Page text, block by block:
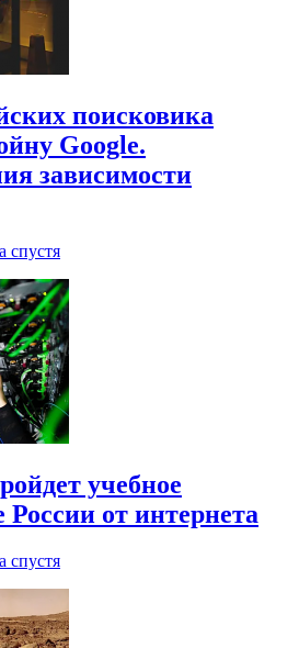
поисковика
Google.
зависимости
спустя
учебное
от интернета
спустя